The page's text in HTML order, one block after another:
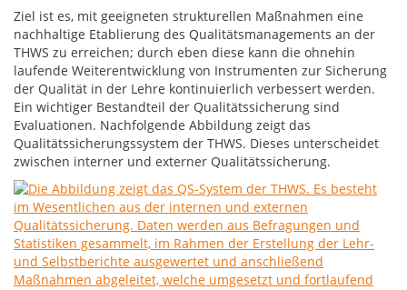
Ziel ist es, mit geeigneten strukturellen Maßnahmen eine
nachhaltige Etablierung des Qualitätsmanagements an der
THWS zu erreichen; durch eben diese kann die ohnehin
laufende Weiterentwicklung von Instrumenten zur Sicherung
der Qualität in der Lehre kontinuierlich verbessert werden.
Ein wichtiger Bestandteil der Qualitätssicherung sind
Evaluationen. Nachfolgende Abbildung zeigt das
Qualitätssicherungssystem der THWS. Dieses unterscheidet
zwischen interner und externer Qualitätssicherung.